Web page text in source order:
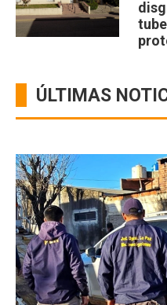
ÚLTIMAS